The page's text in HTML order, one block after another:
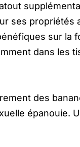
ses propriétés
sur la
dans les
des
épanouie.